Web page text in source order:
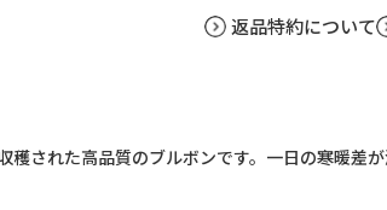
返品特約について
された高品質のブルボンです。一日の寒暖